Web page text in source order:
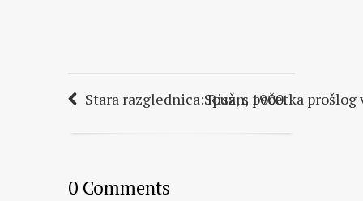
Stara razglednica: Risan, 1900.
Spuž, s početka prošlog
0 Comments